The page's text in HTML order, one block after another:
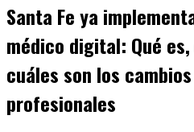
Santa Fe ya
médico digital: Qué
cuáles son los
profesionales